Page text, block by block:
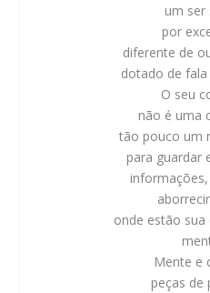
um ser
por
diferente de
dotado de
O seu
não é uma
tão pouco um
para guardar
onde estão
Mente e
peças de